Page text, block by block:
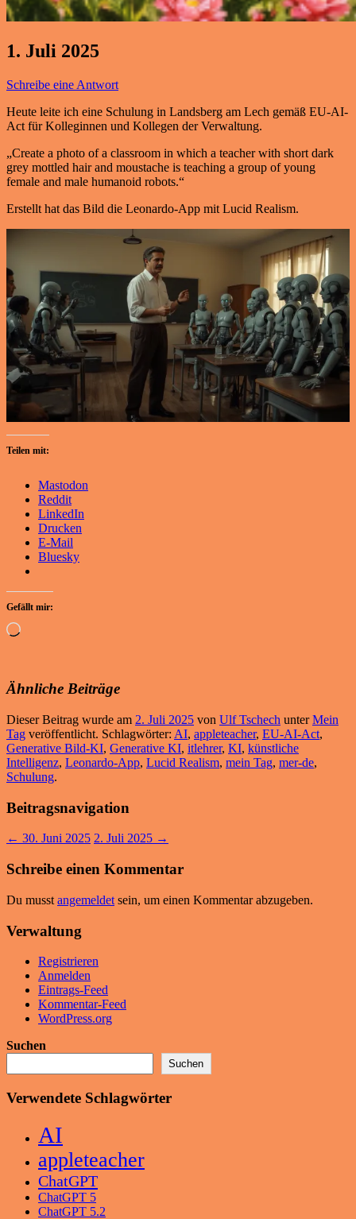
1. Juli 2025
Schreibe eine Antwort
Heute leite ich eine Schulung in Landsberg am Lech gemäß EU-AI-
Act für Kolleginnen und Kollegen der Verwaltung.
„Create a photo of a classroom in which a teacher with short dark
grey mottled hair and moustache is teaching a group of young
female and male humanoid robots.“
Erstellt hat das Bild die Leonardo-App mit Lucid Realism.
Teilen mit:
Mastodon
Reddit
LinkedIn
Drucken
E-Mail
Bluesky
Gefällt mir:
Wird
Ähnliche Beiträge
Dieser Beitrag wurde am 2. Juli 2025 von Ulf Tschech unterMein
Tag veröffentlicht. Schlagwörter: AI, appleteacher, EU-AI-Act,
Generative Bild-KI, Generative KI, itlehrer, KI, künstliche
Intelligenz, Leonardo-App, Lucid Realism, mein Tag, mer-de,
Schulung.
Beitragsnavigation
← 30. Juni 2025 2. Juli 2025 →
Schreibe einen Kommentar
Du musst angemeldet sein, um einen Kommentar abzugeben.
Verwaltung
Registrieren
Anmelden
Eintrags-Feed
Kommentar-Feed
WordPress.org
Suchen
Suchen
Verwendete Schlagwörter
AI
appleteacher
ChatGPT
ChatGPT 5
ChatGPT 5.2